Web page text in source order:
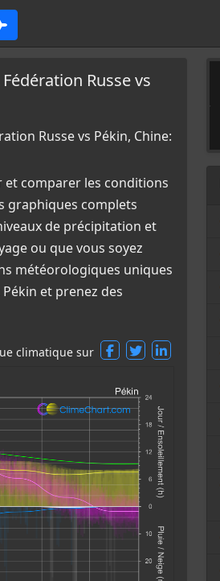
Russe vs
Russe vs Pékin, Chine:
comparer les conditions
graphiques complets
de précipitation et
ou que vous soyez
météorologiques uniques
et prenez des
climatique sur